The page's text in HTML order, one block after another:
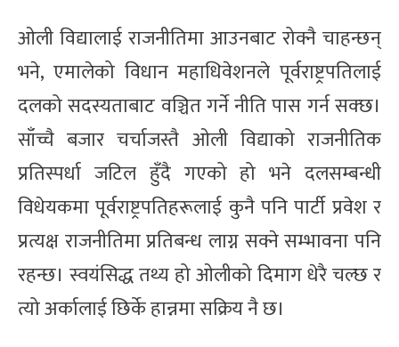
ओली विद्यालाई राजनीतिमा आउनबाट रोक्नै चाहन्छन्
भने, एमालेको विधान महाधिवेशनले पूर्वराष्ट्रपतिलाई
दलको सदस्यताबाट वञ्चित गर्ने नीति पास गर्न सक्छ।
साँच्चै बजार चर्चाजस्तै ओली विद्याको राजनीतिक
प्रतिस्पर्धा जटिल हुँदै गएको हो भने दलसम्बन्धी
विधेयकमा पूर्वराष्ट्रपतिहरूलाई कुनै पनि पार्टी प्रवेश र
प्रत्यक्ष राजनीतिमा प्रतिबन्ध लाग्न सक्ने सम्भावना पनि
रहन्छ। स्वयंसिद्ध तथ्य हो ओलीको दिमाग धेरै चल्छ र
त्यो अर्कालाई छिर्के हान्नमा सक्रिय नै छ।